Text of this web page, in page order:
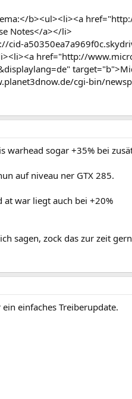
b><ul><li><a
Notes</a></li>
cid-
href="http://
cgi-bin/
warhead sogar +35% bei
auf niveau ner GTX 285.
at war liegt auch bei +20%
sagen, zock das zur zeit
einfaches Treiberupdate.